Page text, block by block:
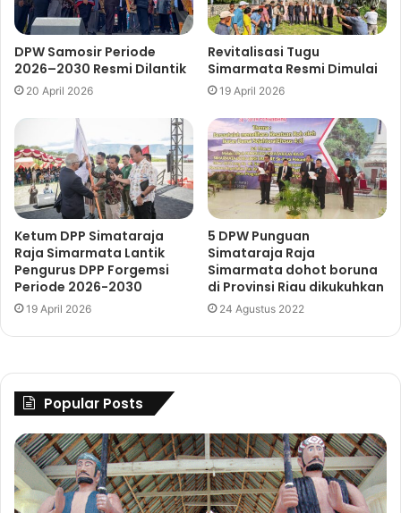
DPW Samosir Periode
2026–2030 Resmi Dilantik
20 April 2026
Revitalisasi Tugu
Simarmata Resmi Dimulai
19 April 2026
Ketum DPP Simataraja
Raja Simarmata Lantik
Pengurus DPP Forgemsi
Periode 2026-2030
19 April 2026
5 DPW Punguan
Simataraja Raja
Simarmata dohot boruna
di Provinsi Riau dikukuhkan
24 Agustus 2022
Popular Posts